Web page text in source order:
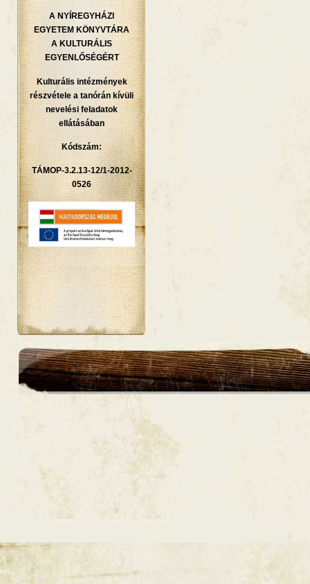
A NYÍREGYHÁZI
EGYETEM KÖNYVTÁRA
A KULTURÁLIS
EGYENLŐSÉGÉRT
Kulturális intézmények
részvétele a tanórán kívüli
nevelési feladatok
ellátásában
Kódszám:
TÁMOP-3.2.13-12/1-2012-
0526